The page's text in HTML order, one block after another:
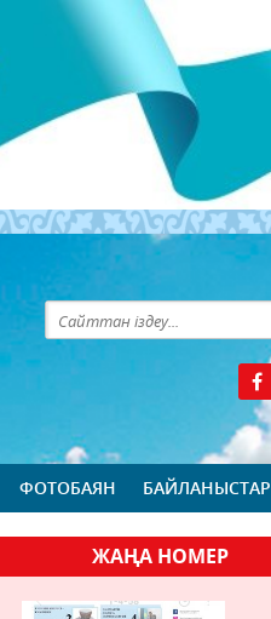
ФОТОБАЯН БАЙЛАНЫСТАР
ЖАҢА НОМЕР